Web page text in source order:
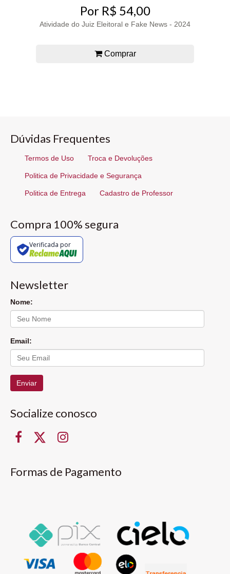
Por R$ 54,00
Atividade do Juiz Eleitoral e Fake News - 2024
Comprar
Dúvidas Frequentes
Termos de Uso Troca e Devoluções
Politica de Privacidade e Segurança
Politica de Entrega Cadastro de Professor
Compra 100% segura
Verificada por
Newsletter
Nome:
Email:
Enviar
Socialize conosco
Formas de Pagamento